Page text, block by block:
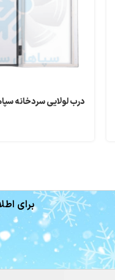
درب لولایی سردخانه
برای